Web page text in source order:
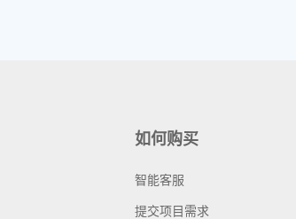
如何购买
智能客服
提交项目需求